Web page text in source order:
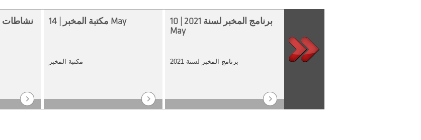
مكتبة المخبر | 14 May
مكتبة المخبر
برنامج المخبر لسنة 2021 | 10
May
برنامج المخبر لسنة 2021